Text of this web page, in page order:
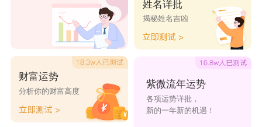
店
纪元
吉盛 慧丰 科尔
正鼎 鼎宏 睿博
金明 金岛 盛联 智创
财富运势
分析你的财富高度
姓名详批
揭秘姓名吉凶
紫微流年运势
各项运势详批，
新的一年新的机遇！